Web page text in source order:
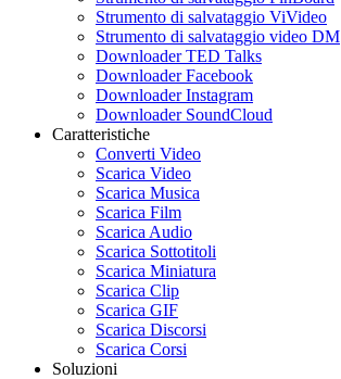
Strumento di salvataggio ViVideo
Strumento di salvataggio video DM
Downloader TED Talks
Downloader Facebook
Downloader Instagram
Downloader SoundCloud
Caratteristiche
Converti Video
Scarica Video
Scarica Musica
Scarica Film
Scarica Audio
Scarica Sottotitoli
Scarica Miniatura
Scarica Clip
Scarica GIF
Scarica Discorsi
Scarica Corsi
Soluzioni